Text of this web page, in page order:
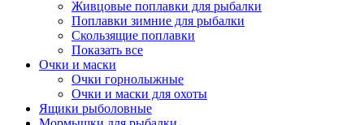
Живцовые поплавки для рыбалки
Поплавки зимние для рыбалки
Скользящие поплавки
Показать все
Очки и маски
Очки горнолыжные
Очки и маски для охоты
Ящики рыболовные